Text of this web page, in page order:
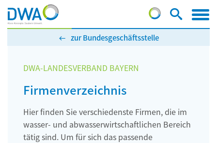
zur Bundesgeschäftsstelle
DWA-LANDESVERBAND BAYERN
Firmenverzeichnis
Hier finden Sie verschiedenste Firmen, die im
wasser- und abwasserwirtschaftlichen Bereich
tätig sind. Um für sich das passende